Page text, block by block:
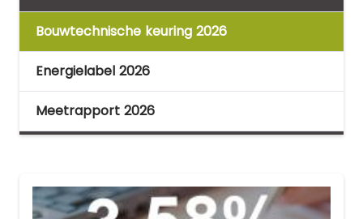
Bouwtechnische keuring 2026
Energielabel 2026
Meetrapport 2026